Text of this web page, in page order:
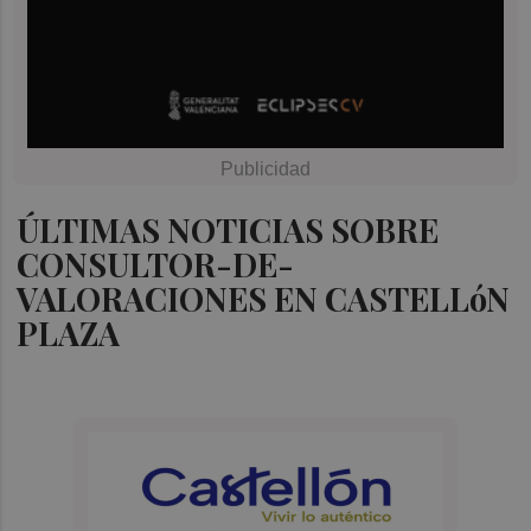
ÚLTIMAS NOTICIAS SOBRE
CONSULTOR-DE-
VALORACIONES EN CASTELLóN
PLAZA